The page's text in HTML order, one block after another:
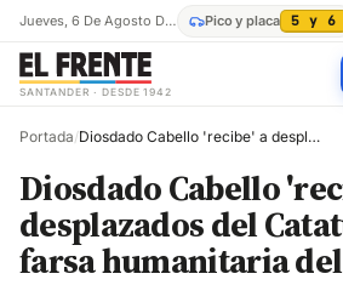
Jueves, 6 De Agosto De 2026 Pico y placa 5 y 6
SANTANDER · DESDE 1942
Portada/ Diosdado Cabello 'recibe' a desplazados del Catatumbo: La farsa humanitaria del régimen
Diosdado Cabello
desplazados del
farsa humanitaria